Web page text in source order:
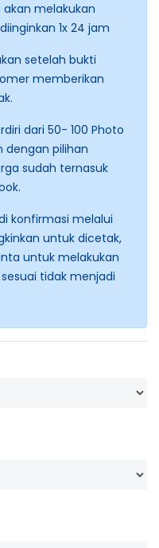
melakukan
1x 24 jam
setelah bukti
memberikan
dari 50- 100 Photo
dengan pilihan
sudah ternasuk
konfirmasi melalui
untuk dicetak,
untuk melakukan
tidak menjadi